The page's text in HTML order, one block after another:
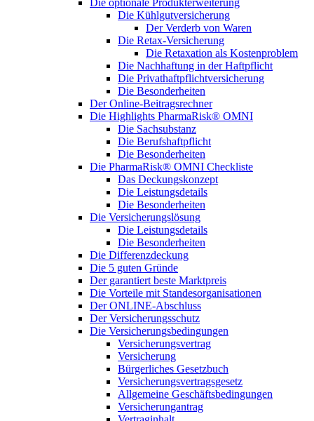
Die optionale Produkterweiterung
Die Kühlgutversicherung
Der Verderb von Waren
Die Retax-Versicherung
Die Retaxation als Kostenproblem
Die Nachhaftung in der Haftpflicht
Die Privathaftpflichtversicherung
Die Besonderheiten
Der Online-Beitragsrechner
Die Highlights PharmaRisk® OMNI
Die Sachsubstanz
Die Berufshaftpflicht
Die Besonderheiten
Die PharmaRisk® OMNI Checkliste
Das Deckungskonzept
Die Leistungsdetails
Die Besonderheiten
Die Versicherungslösung
Die Leistungsdetails
Die Besonderheiten
Die Differenzdeckung
Die 5 guten Gründe
Der garantiert beste Marktpreis
Die Vorteile mit Standesorganisationen
Der ONLINE-Abschluss
Der Versicherungsschutz
Die Versicherungsbedingungen
Versicherungsvertrag
Versicherung
Bürgerliches Gesetzbuch
Versicherungsvertragsgesetz
Allgemeine Geschäftsbedingungen
Versicherungantrag